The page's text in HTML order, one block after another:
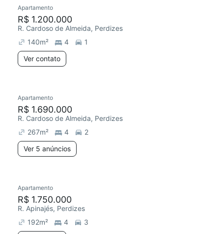
Apartamento
R$ 1.200.000
R. Cardoso de Almeida, Perdizes
140m² 4
1
Ver contato
Apartamento
R$ 1.690.000
R. Cardoso de Almeida, Perdizes
267m² 4
2
Ver 5 anúncios
Apartamento
R$ 1.750.000
R. Apinajés, Perdizes
192m² 4
3